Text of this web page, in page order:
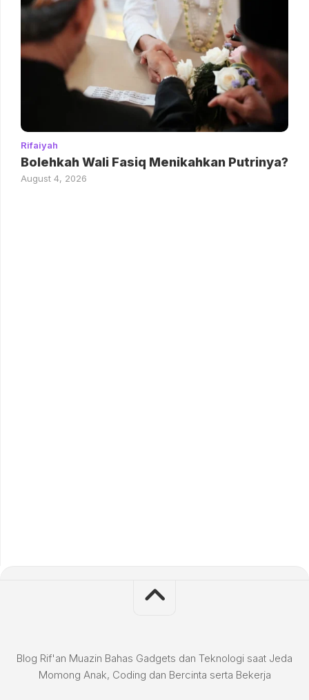
Rifaiyah
Bolehkah Wali Fasiq Menikahkan Putrinya?
August 4, 2026
Blog Rif'an Muazin Bahas Gadgets dan Teknologi saat Jeda
Momong Anak, Coding dan Bercinta serta Bekerja